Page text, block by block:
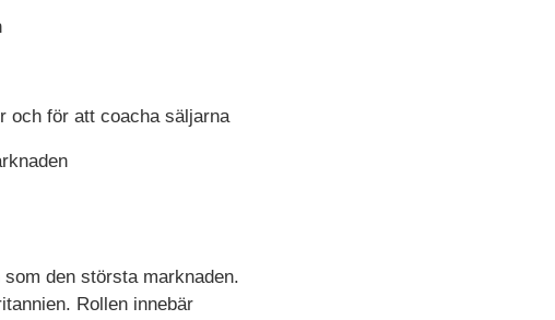
och för att coacha säljarna
den största marknaden.
Rollen innebär